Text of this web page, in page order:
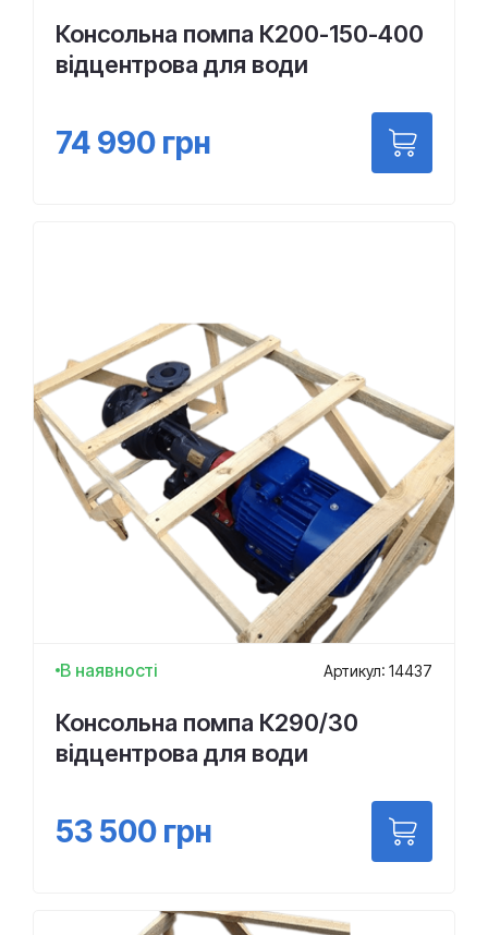
Консольна помпа К200-150-400
відцентрова для води
74 990 грн
В наявності Артикул: 14437
Консольна помпа К290/30
відцентрова для води
53 500 грн